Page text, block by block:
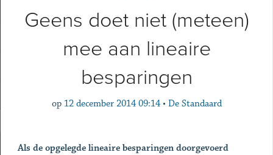
Geens doet niet (meteen)
mee aan lineaire
besparingen
op 12 december 2014 09:14 • De Standaard
Als de opgelegde lineaire besparingen doorgevoerd